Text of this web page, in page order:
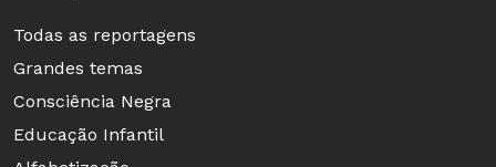
Todas as reportagens
Grandes temas
Consciência Negra
Educação Infantil